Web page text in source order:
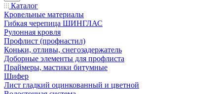
Каталог
Кровельные материалы
Гибкая черепица ШИНГЛАС
Рулонная кровля
Профлист (профнастил)
Коньки, отливы, снегозадержатель
Доборные элементы для профлиста
Праймеры, мастики битумные
Шифер
Лист гладкий оцинкованный и цветной